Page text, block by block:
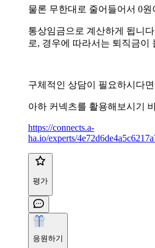
물론 무한대로 줄어들어서 0
통상임금으로 계산하게 됩니
로, 경우에 따라서는 퇴직금이
구체적인 상담이 필요하시다
아하 커넥츠를 활용해보시기
https://connects.a-
ha.io/experts/
평가
응원하기